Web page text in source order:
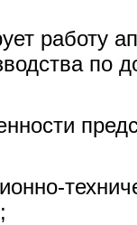
работу
по